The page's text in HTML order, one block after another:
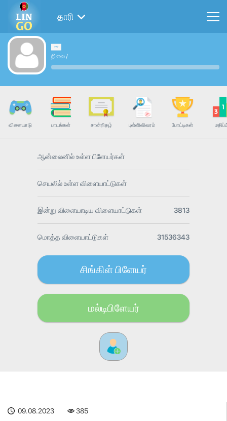
தாரி
நிலை/
விளையாடு பாடங்கள் சான்றிதழ் புள்ளிவிவரம் போட்டிகள்
ஆன்லைனில் உள்ள பிளேயர்கள்
செயலில் உள்ள விளையாட்டுகள்
இன்று விளையாடிய விளையாட்டுகள் 3813
மொத்த விளையாட்டுகள் 31536343
சிங்கிள் பிளேயர்
மல்டிபிளேயர்
09.08.2023 385